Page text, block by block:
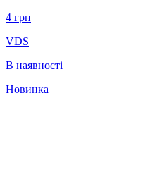
4 грн
VDS
В наявності
Новинка